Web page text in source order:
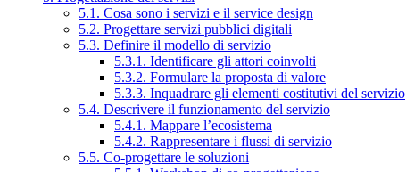
5.1. Cosa sono i servizi e il service design
5.2. Progettare servizi pubblici digitali
5.3. Definire il modello di servizio
5.3.1. Identificare gli attori coinvolti
5.3.2. Formulare la proposta di valore
5.3.3. Inquadrare gli elementi costitutivi del servizio
5.4. Descrivere il funzionamento del servizio
5.4.1. Mappare l’ecosistema
5.4.2. Rappresentare i flussi di servizio
5.5. Co-progettare le soluzioni